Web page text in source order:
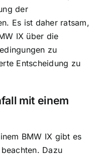
der
Es ist daher ratsam,
IX über die
zu
Entscheidung zu
mit einem
BMW IX gibt es
Dazu